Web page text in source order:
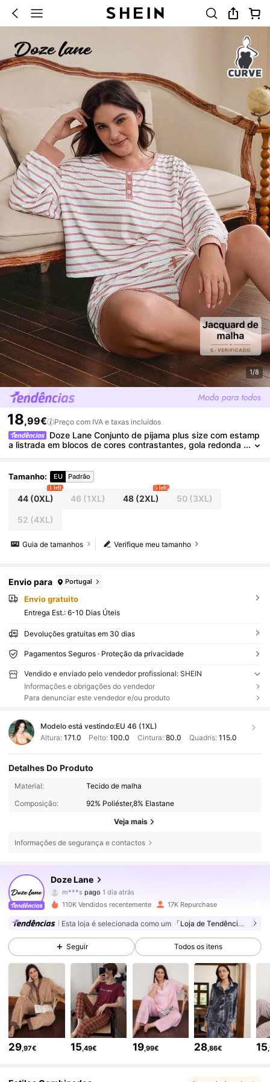
1/8
18,99€ Preço com IVA e taxas incluídos
Doze Lane Conjunto de pijama plus size com estamp
a listrada em blocos de cores contrastantes, gola redonda
Tamanho: EU Padrão
44(0XL)
1 left
46 (1XL) 48(2XL)
5 left
50(3XL)
52 (4XL)
Verifique meu tamanho
Guia de tamanhos
Envio para Portugal
Envio gratuito
Entrega Est.: 6-10 Dias Úteis
Devoluções gratuitas em 30 dias
Pagamentos Seguros · Proteção da privacidade
Vendido e enviado pelo vendedor profissional: SHEIN
Informações e obrigações do vendedor
Para denunciar este vendedor e/ou produto
Modelo está vestindo:EU 46 (1XL)
Altura: 171.0 Peito:100.0 Cintura: 80.0 Quadris: 115.0
Detalhes Do Produto
Material:
Tecido de malha
Composição:
92% Poliéster,8% Elastane
Veja mais
Informações de segurança e contactos
Doze Lane10K Seguidores
m***spago
a***6seguiu5 horas atrás
4,87 10K Seguidores
4,87 10K Seguidores
4,87 10K Seguidores
110K Vendidos recentemente 17K Repurchase
Esta loja é selecionada como um 「Loja de Tendências」
Seguir Todos os itens
29 ,97€ 15 ,49€ 19,99€ 28 ,86€ 15